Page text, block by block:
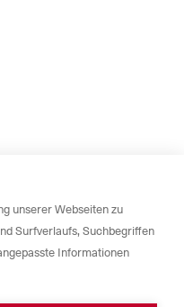
unserer Webseiten zu
Surfverlaufs, Suchbegriffen
Informationen